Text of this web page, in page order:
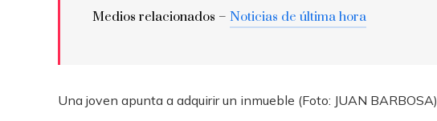
Medios relacionados – Noticias de última hora
Una joven apunta a adquirir un inmueble (Foto: JUAN BARBOSA)